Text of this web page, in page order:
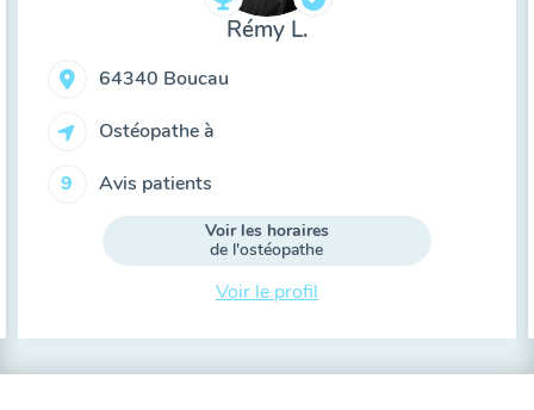
Rémy L.
64340 Boucau
Ostéopathe à
9 Avis patients
Voir les horaires
de l'ostéopathe
Voir le profil